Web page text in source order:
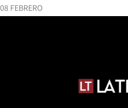
08 FEBRERO